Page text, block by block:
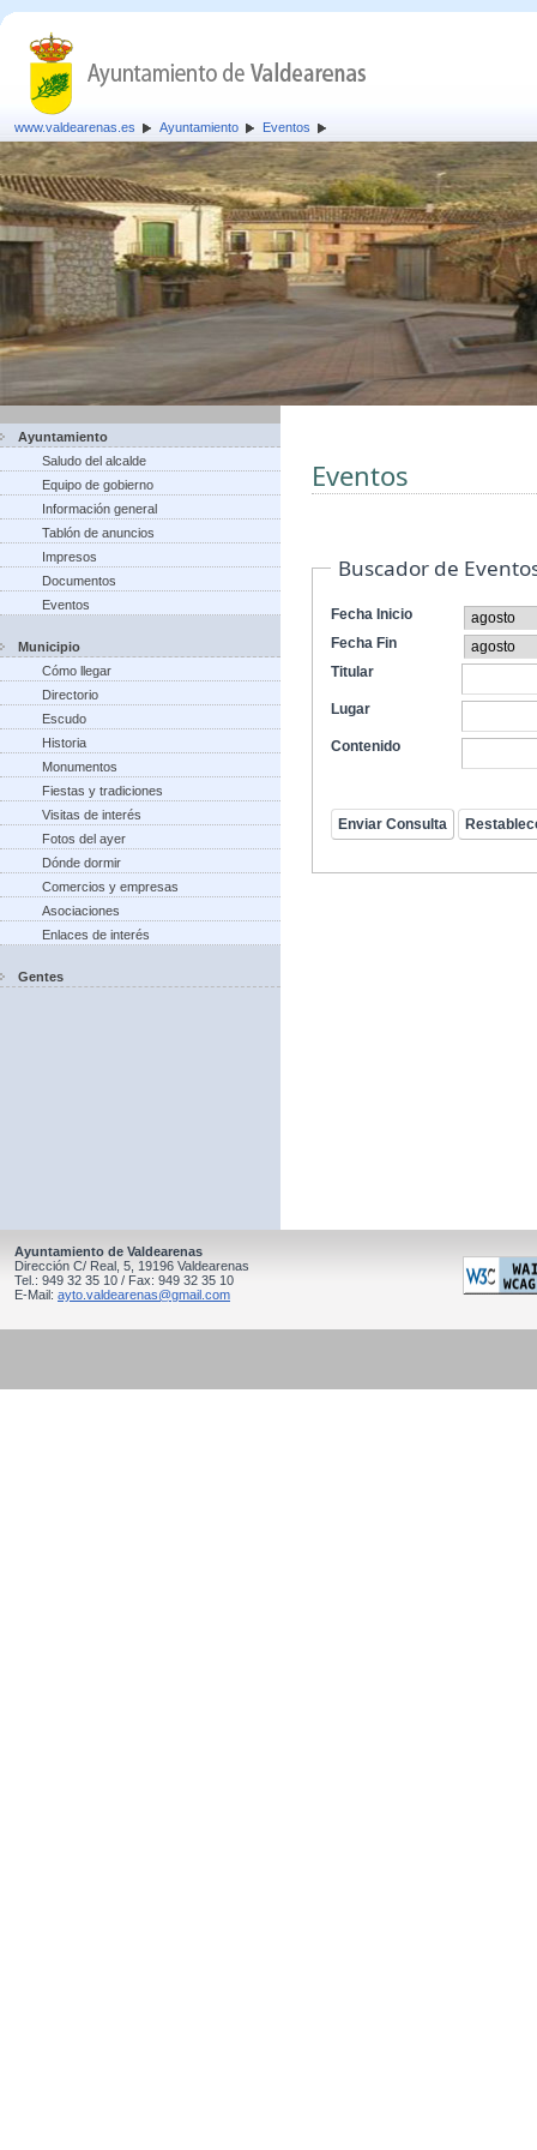
www.valdearenas.es Ayuntamiento Eventos
Ayuntamiento
Saludo del alcalde
Equipo de gobierno
Información general
Tablón de anuncios
Impresos
Documentos
Eventos
Municipio
Cómo llegar
Directorio
Escudo
Historia
Monumentos
Fiestas y tradiciones
Visitas de interés
Fotos del ayer
Dónde dormir
Comercios y empresas
Asociaciones
Enlaces de interés
Gentes
Eventos
Buscador de
Fecha Inicio
Fecha Fin
Titular
Lugar
Contenido
Ayuntamiento de Valdearenas
Dirección C/ Real, 5, 19196 Valdearenas
Tel.: 949 32 35 10 / Fax: 949 32 35 10
E-Mail: ayto.valdearenas@gmail.com